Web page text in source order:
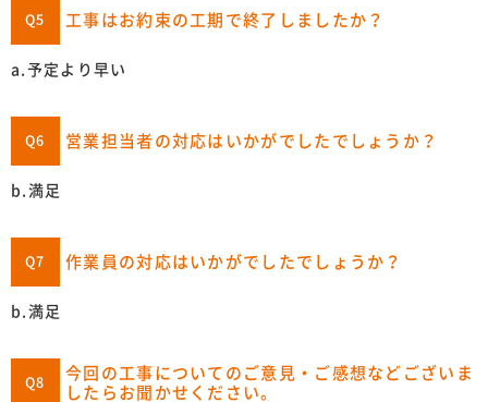
Q5 工事はお約束の工期で終了しましたか？
a.予定より早い
Q6 営業担当者の対応はいかがでしたでしょうか？
b.満足
Q7 作業員の対応はいかがでしたでしょうか？
b.満足
Q8
今回の工事についてのご意見・ご感想などございま
したらお聞かせください。